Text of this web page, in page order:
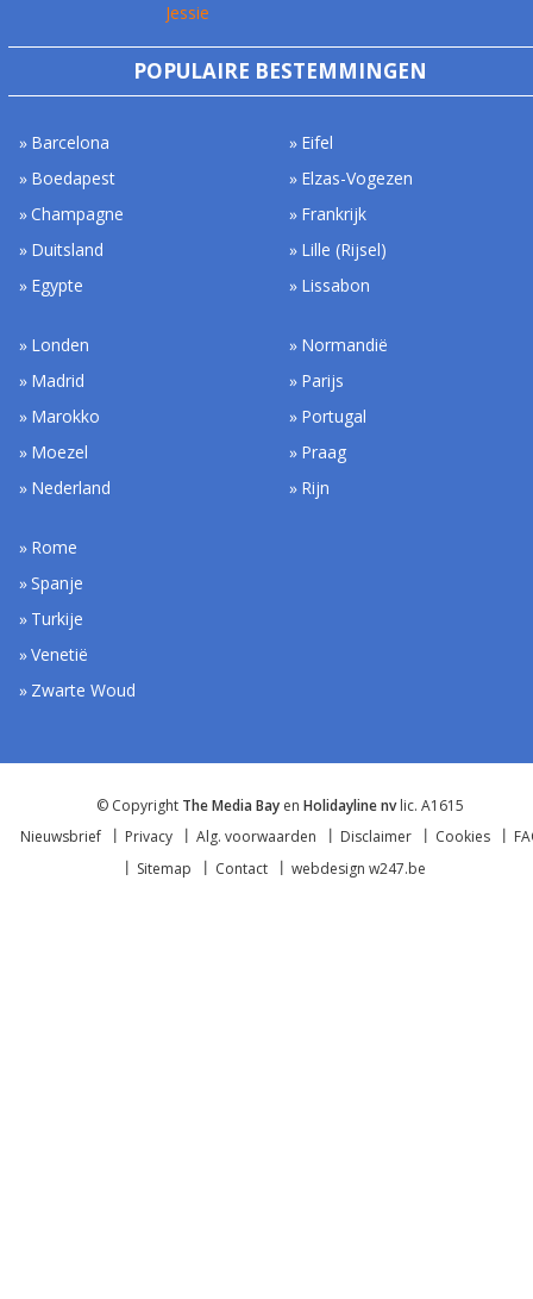
Jessie
POPULAIRE BESTEMMINGEN
Barcelona
Boedapest
Champagne
Duitsland
Egypte
Eifel
Elzas-Vogezen
Frankrijk
Lille (Rijsel)
Lissabon
Londen
Madrid
Marokko
Moezel
Nederland
Normandië
Parijs
Portugal
Praag
Rijn
Rome
Spanje
Turkije
Venetië
Zwarte Woud
© Copyright The Media Bay en Holidayline nvlic. A1615
Nieuwsbrief
Privacy Alg. voorwaarden Disclaimer Cookies
Sitemap
Contact webdesign w247.be